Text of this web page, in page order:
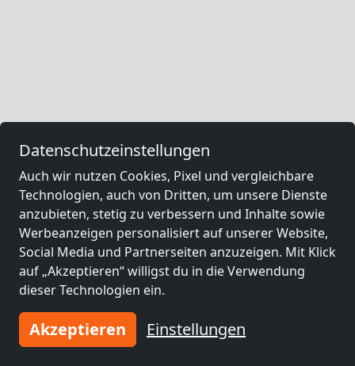
Datenschutzeinstellungen
Auch wir nutzen Cookies, Pixel und vergleichbare
Technologien, auch von Dritten, um unsere Dienste
anzubieten, stetig zu verbessern und Inhalte sowie
Werbeanzeigen personalisiert auf unserer Website,
Social Media und Partnerseiten anzuzeigen. Mit Klick
auf „Akzeptieren“ willigst du in die Verwendung
dieser Technologien ein.
Akzeptieren Einstellungen